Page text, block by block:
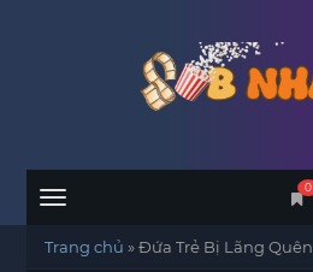
Menu
0
Trang chủ »Đứa Trẻ Bị Lãng Quên